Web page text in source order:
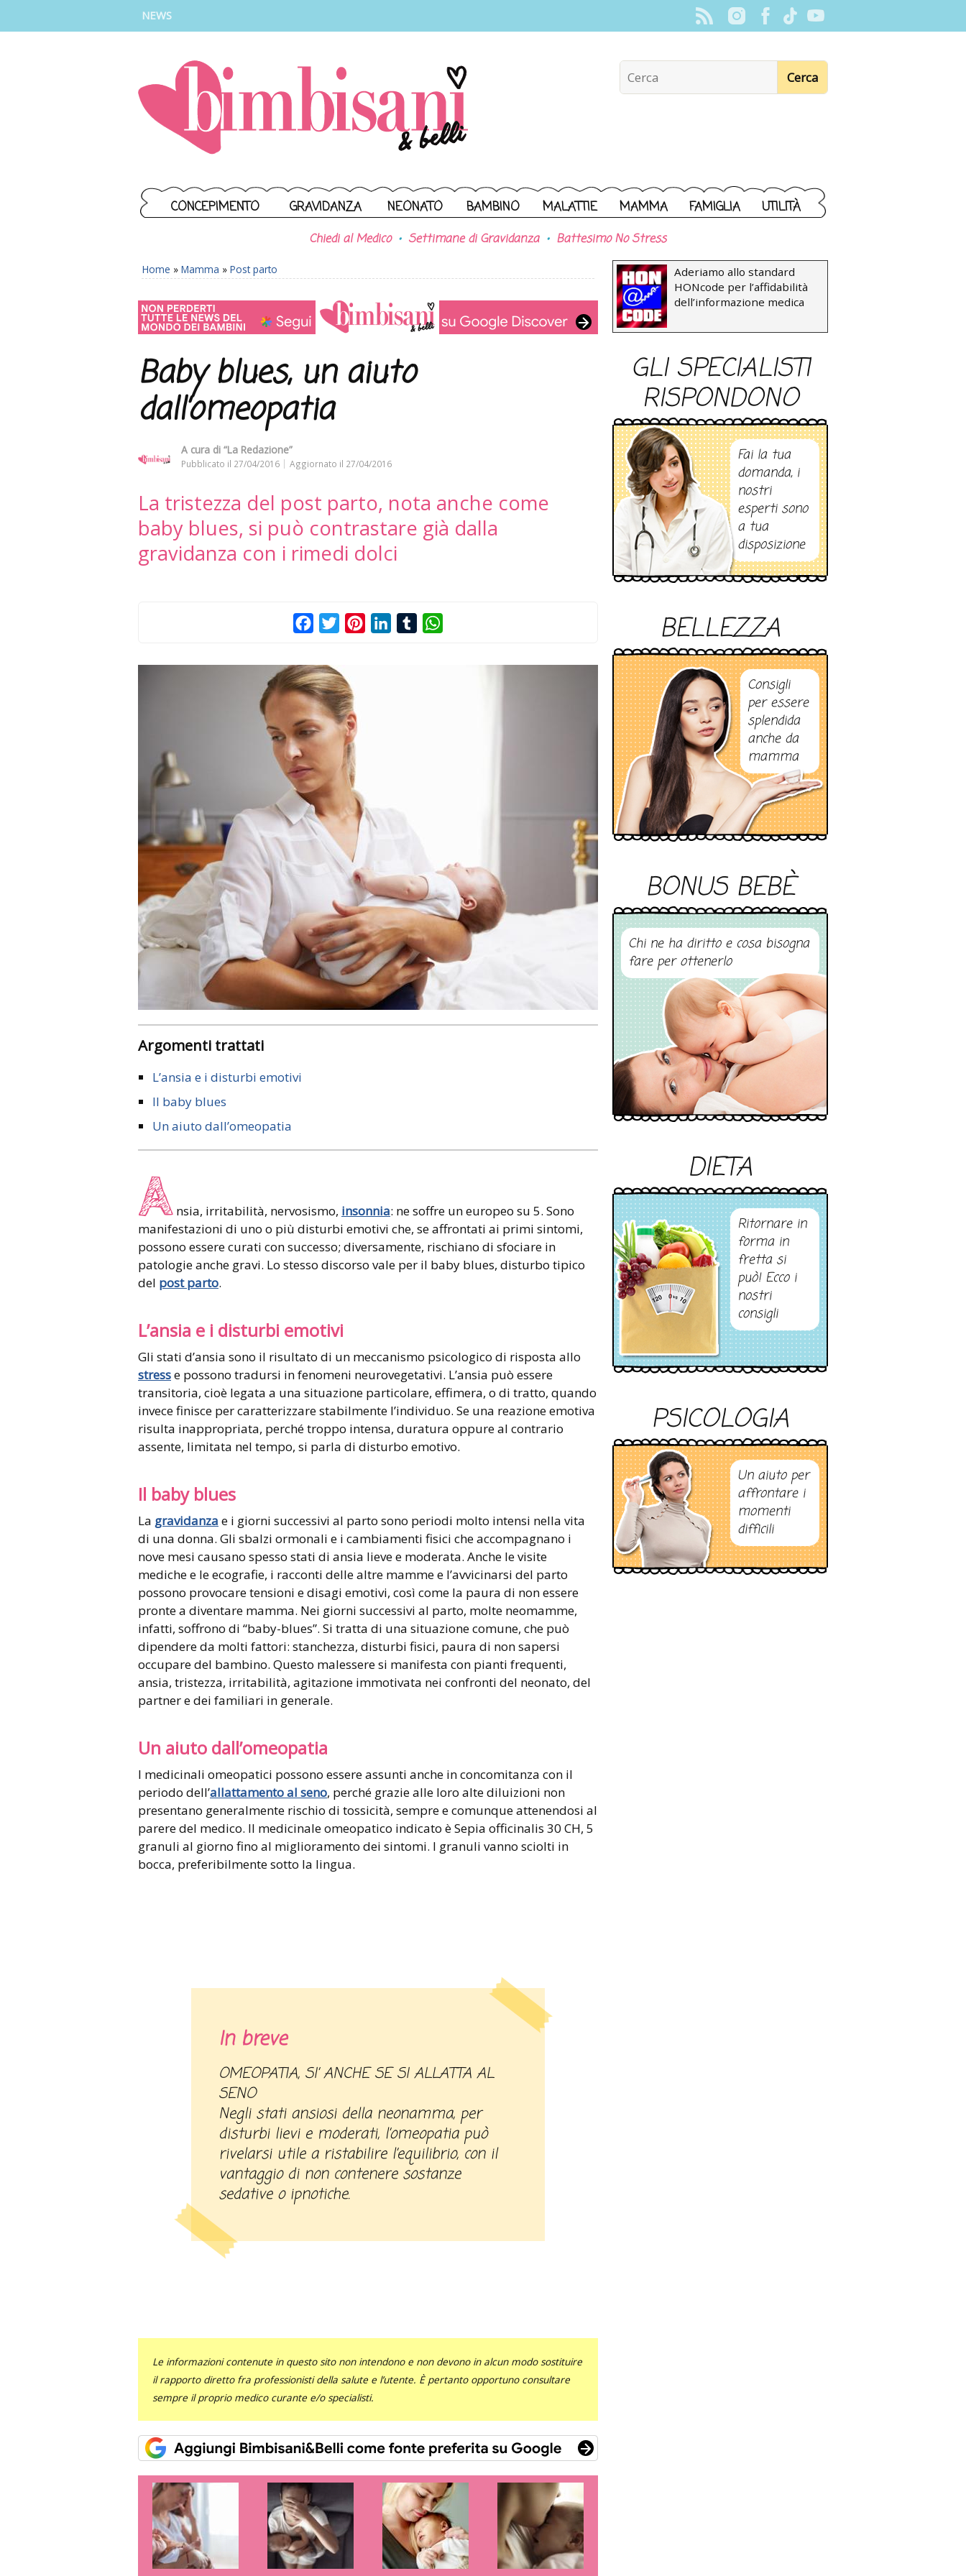
NEWS
CONCEPIMENTO GRAVIDANZA NEONATO BAMBINO MALATTIE MAMMA FAMIGLIA UTILITÀ
Chiedi al Medico Settimane di Gravidanza Battesimo No Stress
Home » Mamma » Post parto
Baby blues, un aiuto
dall’omeopatia
A cura di “La Redazione”
Pubblicato il 27/04/2016 Aggiornato il 27/04/2016
La tristezza del post parto, nota anche come
baby blues, si può contrastare già dalla
gravidanza con i rimedi dolci
FacebookTwitterPinterestLinkedInTumblr
Argomenti trattati
L’ansia e i disturbi emotivi
Il baby blues
Un aiuto dall’omeopatia
A nsia, irritabilità, nervosismo, insonnia: ne soffre un europeo su 5. Sono
manifestazioni di uno o più disturbi emotivi che, se affrontati ai primi sintomi,
possono essere curati con successo; diversamente, rischiano di sfociare in
patologie anche gravi. Lo stesso discorso vale per il baby blues, disturbo tipico
del post parto.
L’ansia e i disturbi emotivi
Gli stati d’ansia sono il risultato di un meccanismo psicologico di risposta allo
stresse possono tradursi in fenomeni neurovegetativi. L’ansia può essere
transitoria, cioè legata a una situazione particolare, effimera, o di tratto, quando
invece finisce per caratterizzare stabilmente l’individuo. Se una reazione emotiva
risulta inappropriata, perché troppo intensa, duratura oppure al contrario
assente, limitata nel tempo, si parla di disturbo emotivo.
Il baby blues
La gravidanza e i giorni successivi al parto sono periodi molto intensi nella vita
di una donna. Gli sbalzi ormonali e i cambiamenti fisici che accompagnano i
nove mesi causano spesso stati di ansia lieve e moderata. Anche le visite
mediche e le ecografie, i racconti delle altre mamme e l’avvicinarsi del parto
possono provocare tensioni e disagi emotivi, così come la paura di non essere
pronte a diventare mamma. Nei giorni successivi al parto, molte neomamme,
infatti, soffrono di “baby-blues”. Si tratta di una situazione comune, che può
dipendere da molti fattori: stanchezza, disturbi fisici, paura di non sapersi
occupare del bambino. Questo malessere si manifesta con pianti frequenti,
ansia, tristezza, irritabilità, agitazione immotivata nei confronti del neonato, del
partner e dei familiari in generale.
Un aiuto dall’omeopatia
I medicinali omeopatici possono essere assunti anche in concomitanza con il
periodo dell’allattamento al seno, perché grazie alle loro alte diluizioni non
presentano generalmente rischio di tossicità, sempre e comunque attenendosi al
parere del medico. Il medicinale omeopatico indicato è Sepia officinalis 30 CH, 5
granuli al giorno fino al miglioramento dei sintomi. I granuli vanno sciolti in
bocca, preferibilmente sotto la lingua.
In breve
OMEOPATIA, SI’ ANCHE SE SI ALLATTA AL
SENO
Negli stati ansiosi della neonamma, per
disturbi lievi e moderati, l’omeopatia può
rivelarsi utile a ristabilire l’equilibrio, con il
vantaggio di non contenere sostanze
sedative o ipnotiche.
Le informazioni contenute in questo sito non intendono e non devono in alcun modo sostituire
il rapporto diretto fra professionisti della salute e l’utente. È pertanto opportuno consultare
sempre il proprio medico curante e/o specialisti.
Aderiamo allo standard
HONcode per l’affidabilità
dell’informazione medica
GLI SPECIALISTI
RISPONDONO
Fai la tua
domanda, i
nostri
esperti sono
a tua
disposizione
BELLEZZA
Consigli
per essere
splendida
anche da
mamma
BONUS BEBÈ
Chi ne ha diritto e cosa bisogna
fare per ottenerlo
DIETA
Ritornare in
forma in
fretta si
può! Ecco i
nostri
consigli
PSICOLOGIA
Un aiuto per
affrontare i
momenti
difficili